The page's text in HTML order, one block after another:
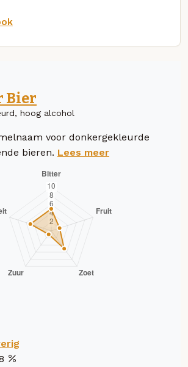
Bier
hoog alcohol
voor donkergekleurde
bieren. Lees meer